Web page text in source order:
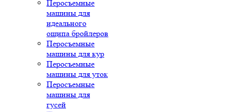
Перосъемные
машины для
идеального
ощипа бройлеров
Перосъемные
машины для кур
Перосъемные
машины для уток
Перосъемные
машины для
гусей